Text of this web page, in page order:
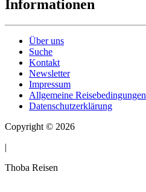
Informationen
Über uns
Suche
Kontakt
Newsletter
Impressum
Allgemeine Reisebedingungen
Datenschutzerklärung
Copyright © 2026
|
Thoba Reisen